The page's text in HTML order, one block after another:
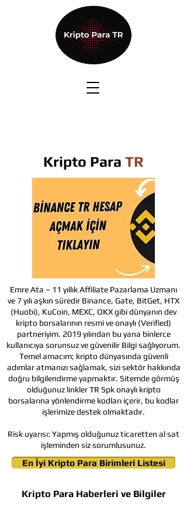
Kripto Para Haberleri ve Bilgiler
En İyi Kripto Para Birimleri Listesi
Kripto Para TR
Emre Ata – 11 yıllık Affiliate Pazarlama Uzmanı
ve 7 yılı aşkın süredir Binance, Gate, BitGet, HTX
(Huobi), KuCoin, MEXC, OKX gibi dünyanın dev
kripto borsalarının resmi ve onaylı (Verified)
partneriyim. 2019 yılından bu yana binlerce
kullanıcıya sorunsuz ve güvenilir Bilgi sağlıyorum.
Temel amacım; kripto dünyasında güvenli
adımlar atmanızı sağlamak, sizi sektör hakkında
doğru bilgilendirme yapmaktır. Sitemde görmüş
olduğunuz linkler TR Spk onaylı kripto
borsalarına yönlendirme kodları içerir, bu kodlar
işlerimize destek olmaktadır.
Risk uyarısı: Yapmış olduğunuz ticaretten al sat
işleminden siz sorumlusunuz.